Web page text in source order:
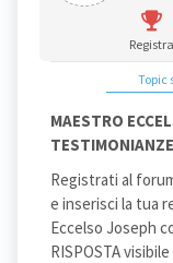
Topic
MAESTRO
Registrati al
e inserisci la tua
Eccelso Joseph
RISPOSTA